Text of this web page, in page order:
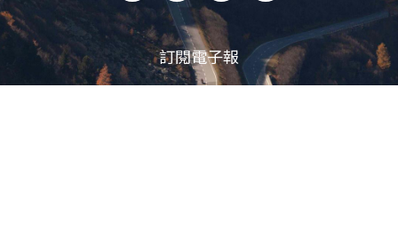
訂閱電子報